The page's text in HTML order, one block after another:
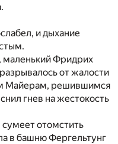
и дыхание
Фридрих
от жалости
Майерам, решившимся
гнев на жестокость
отомстить
в башню Фергельтунг